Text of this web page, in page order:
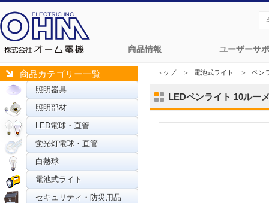
商品情報 ユーザーサ
商品カテゴリー一覧
照明器具
照明部材
LED電球・直管
蛍光灯電球・直管
白熱球
電池式ライト
セキュリティ・防災用品
トップ＞ 電池式ライト ＞ ペン
LEDペンライト 10ルー